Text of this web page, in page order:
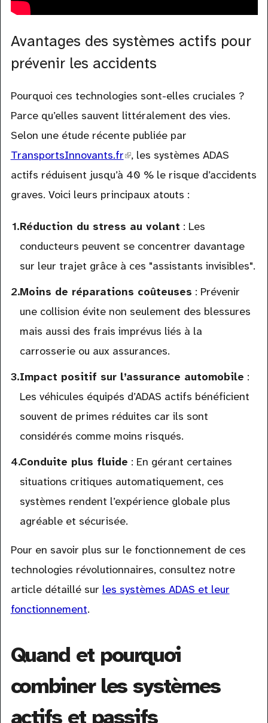
Avantages des systèmes actifs pour
prévenir les accidents
Pourquoi ces technologies sont-elles cruciales ?
Parce qu’elles sauvent littéralement des vies.
Selon une étude récente publiée par
TransportsInnovants.fr(link
is
external)
, les systèmes ADAS
actifs réduisent jusqu’à 40 % le risque d’accidents
graves. Voici leurs principaux atouts :
Réduction du stress au volant : Les
conducteurs peuvent se concentrer davantage
sur leur trajet grâce à ces "assistants invisibles".
Moins de réparations coûteuses : Prévenir
une collision évite non seulement des blessures
mais aussi des frais imprévus liés à la
carrosserie ou aux assurances.
Impact positif sur l’assurance automobile :
Les véhicules équipés d’ADAS actifs bénéficient
souvent de primes réduites car ils sont
considérés comme moins risqués.
Conduite plus fluide : En gérant certaines
situations critiques automatiquement, ces
systèmes rendent l’expérience globale plus
agréable et sécurisée.
Pour en savoir plus sur le fonctionnement de ces
technologies révolutionnaires, consultez notre
article détaillé sur les systèmes ADAS et leur
fonctionnement.
Quand et pourquoi
combiner les systèmes
actifs et passifs